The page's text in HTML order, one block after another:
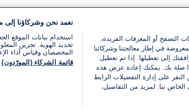
التصفح أو المعرفات الفريدة،
في إطار معالجتنا وشركائنا
إلى تعطيلها. إذا تم تعطيل
ذا صلة بك. يمكنك إعادة عرض هذه
على إدارة التفضيلات الرابط
بنا. لمزيد من التفاصيل،
نعمد نحن وشركاؤنا إلى
استخدام بيانات الموقع
تحديد الهوية. تخزين
المخصصان وقياس أداء
قائمة الشركاء (المورّدون)